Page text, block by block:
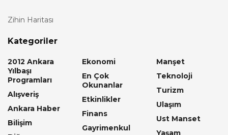
Zihin Haritası
Kategoriler
2012 Ankara
Yılbaşı
Programları
Alışveriş
Ankara Haber
Bilişim
Ekonomi
En Çok
Okunanlar
Etkinlikler
Finans
Gayrimenkul
Manşet
Teknoloji
Turizm
Ulaşım
Ust Manset
Yaşam